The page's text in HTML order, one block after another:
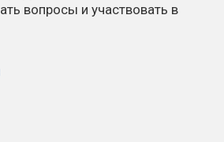
вопросы и участвовать в